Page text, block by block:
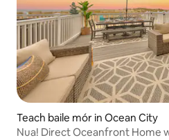
Teach baile mór in Ocean City
Nua! Direct Oceanfront Home